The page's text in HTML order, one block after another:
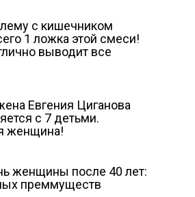
с кишечником
1 ложка этой смеси!
выводит все
Евгения Циганова
с 7 детьми.
женщина!
женщины после 40 лет:
преммуществ